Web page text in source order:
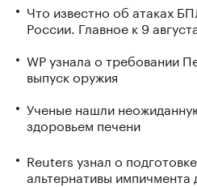
Что известно об атаках
России. Главное к 9
WP узнала о требовании
выпуск оружия
Ученые нашли
здоровьем печени
Reuters узнал о
альтернативы импичмента